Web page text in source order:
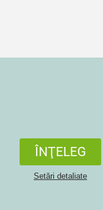
ÎNŢELEG
Setări detaliate